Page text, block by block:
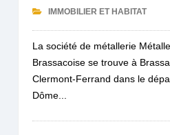
IMMOBILIER ET HABITAT
La société de métallerie
Brassacoise se trouve à
Clermont-Ferrand dans le
Dôme...